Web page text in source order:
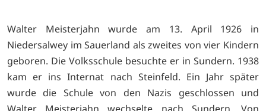
Walter Meisterjahn wurde am 13. April 1926 in
Niedersalwey im Sauerland als zweites von vier Kindern
geboren. Die Volksschule besuchte er in Sundern. 1938
kam er ins Internat nach Steinfeld. Ein Jahr später
wurde die Schule von den Nazis geschlossen und